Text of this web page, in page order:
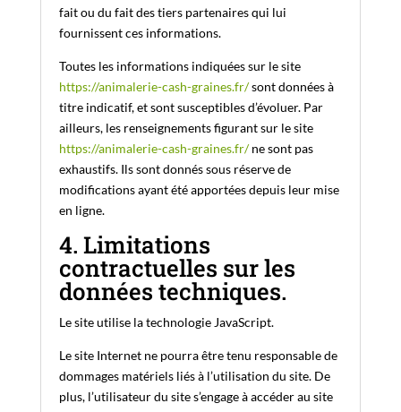
fait ou du fait des tiers partenaires qui lui
fournissent ces informations.
Toutes les informations indiquées sur le site
https://animalerie-cash-graines.fr/sont données à
titre indicatif, et sont susceptibles d’évoluer. Par
ailleurs, les renseignements figurant sur le site
https://animalerie-cash-graines.fr/ne sont pas
exhaustifs. Ils sont donnés sous réserve de
modifications ayant été apportées depuis leur mise
en ligne.
4. Limitations
contractuelles sur les
données techniques.
Le site utilise la technologie JavaScript.
Le site Internet ne pourra être tenu responsable de
dommages matériels liés à l’utilisation du site. De
plus, l’utilisateur du site s’engage à accéder au site